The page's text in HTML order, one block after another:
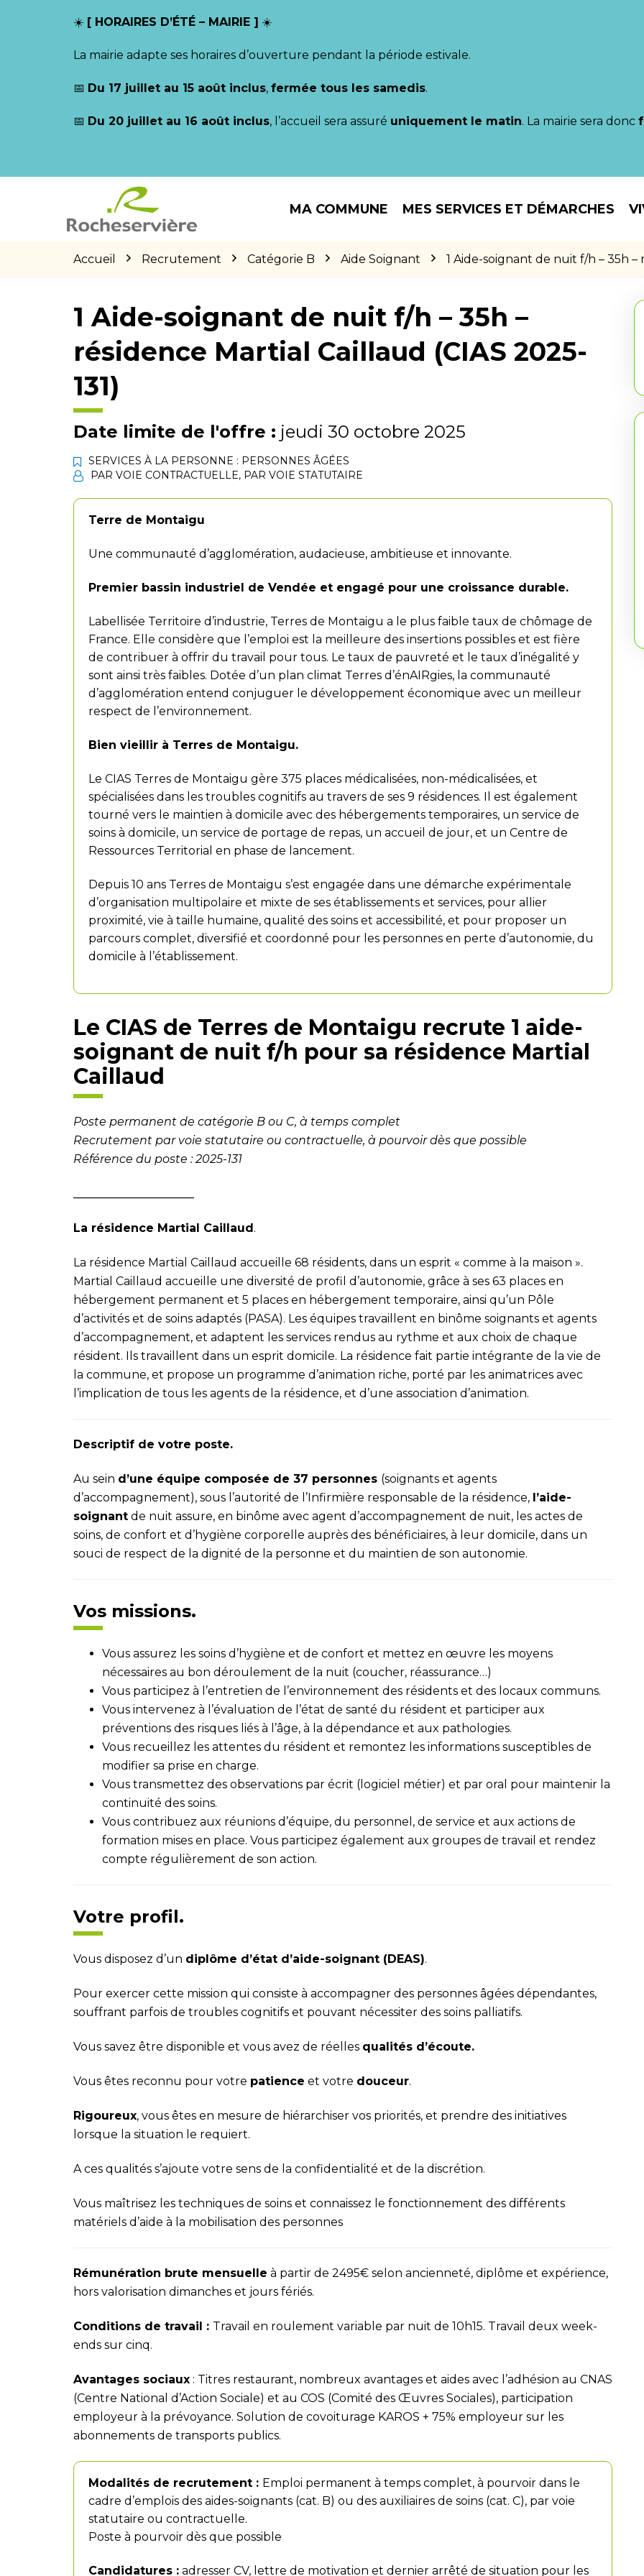
☀️ [ HORAIRES D’ÉTÉ – MAIRIE ] ☀️
La mairie adapte ses horaires d’ouverture pendant la période estivale.
📅 Du 17 juillet au 15 août inclus, fermée tous les samedis.
📅 Du 20 juillet au 16 août inclus, l’accueil sera assuré uniquement le matin. La mairie sera donc
MA COMMUNE MES SERVICES ET DÉMARCHES
Accueil Recrutement Catégorie B Aide Soignant 1 Aide-soignant de nuit f/h – 35h –
1 Aide-soignant de nuit f/h – 35h –
résidence Martial Caillaud (CIAS 2025-
131)
Date limite de l'offre : jeudi 30 octobre 2025
SERVICES À LA PERSONNE : PERSONNES ÂGÉES
PAR VOIE CONTRACTUELLE, PAR VOIE STATUTAIRE
Terre de Montaigu
Une communauté d’agglomération, audacieuse, ambitieuse et innovante.
Premier bassin industriel de Vendée et engagé pour une croissance durable.
Labellisée Territoire d’industrie, Terres de Montaigu a le plus faible taux de chômage de
France. Elle considère que l’emploi est la meilleure des insertions possibles et est fière
de contribuer à offrir du travail pour tous. Le taux de pauvreté et le taux d’inégalité y
sont ainsi très faibles. Dotée d’un plan climat Terres d’énAIRgies, la communauté
d’agglomération entend conjuguer le développement économique avec un meilleur
respect de l’environnement.
Bien vieillir à Terres de Montaigu.
Le CIAS Terres de Montaigu gère 375 places médicalisées, non-médicalisées, et
spécialisées dans les troubles cognitifs au travers de ses 9 résidences. Il est également
tourné vers le maintien à domicile avec des hébergements temporaires, un service de
soins à domicile, un service de portage de repas, un accueil de jour, et un Centre de
Ressources Territorial en phase de lancement.
Depuis 10 ans Terres de Montaigu s’est engagée dans une démarche expérimentale
d’organisation multipolaire et mixte de ses établissements et services, pour allier
proximité, vie à taille humaine, qualité des soins et accessibilité, et pour proposer un
parcours complet, diversifié et coordonné pour les personnes en perte d’autonomie, du
domicile à l’établissement.
Le CIAS de Terres de Montaigu recrute 1 aide-
soignant de nuit f/h pour sa résidence Martial
Caillaud
Poste permanent de catégorie B ou C, à temps complet
Recrutement par voie statutaire ou contractuelle, à pourvoir dès que possible
Référence du poste : 2025-131
La résidence Martial Caillaud.
La résidence Martial Caillaud accueille 68 résidents, dans un esprit « comme à la maison ».
Martial Caillaud accueille une diversité de profil d’autonomie, grâce à ses 63 places en
hébergement permanent et 5 places en hébergement temporaire, ainsi qu’un Pôle
d’activités et de soins adaptés (PASA). Les équipes travaillent en binôme soignants et agents
d’accompagnement, et adaptent les services rendus au rythme et aux choix de chaque
résident. Ils travaillent dans un esprit domicile. La résidence fait partie intégrante de la vie de
la commune, et propose un programme d’animation riche, porté par les animatrices avec
l’implication de tous les agents de la résidence, et d’une association d’animation.
Descriptif de votre poste.
Au sein d’une équipe composée de 37 personnes (soignants et agents
d’accompagnement), sous l’autorité de l’Infirmière responsable de la résidence, l’aide-
soignant de nuit assure, en binôme avec agent d’accompagnement de nuit, les actes de
soins, de confort et d’hygiène corporelle auprès des bénéficiaires, à leur domicile, dans un
souci de respect de la dignité de la personne et du maintien de son autonomie.
Vos missions.
Vous assurez les soins d’hygiène et de confort et mettez en œuvre les moyens
nécessaires au bon déroulement de la nuit (coucher, réassurance…)
Vous participez à l’entretien de l’environnement des résidents et des locaux communs.
Vous intervenez à l’évaluation de l’état de santé du résident et participer aux
préventions des risques liés à l’âge, à la dépendance et aux pathologies.
Vous recueillez les attentes du résident et remontez les informations susceptibles de
modifier sa prise en charge.
Vous transmettez des observations par écrit (logiciel métier) et par oral pour maintenir la
continuité des soins.
Vous contribuez aux réunions d’équipe, du personnel, de service et aux actions de
formation mises en place. Vous participez également aux groupes de travail et rendez
compte régulièrement de son action.
Votre profil.
Vous disposez d’un diplôme d’état d’aide-soignant (DEAS).
Pour exercer cette mission qui consiste à accompagner des personnes âgées dépendantes,
souffrant parfois de troubles cognitifs et pouvant nécessiter des soins palliatifs.
Vous savez être disponible et vous avez de réelles qualités d’écoute.
Vous êtes reconnu pour votre patience et votre douceur.
Rigoureux, vous êtes en mesure de hiérarchiser vos priorités, et prendre des initiatives
lorsque la situation le requiert.
A ces qualités s’ajoute votre sens de la confidentialité et de la discrétion.
Vous maîtrisez les techniques de soins et connaissez le fonctionnement des différents
matériels d’aide à la mobilisation des personnes
Rémunération brute mensuelle à partir de 2495€ selon ancienneté, diplôme et expérience,
hors valorisation dimanches et jours fériés.
Conditions de travail : Travail en roulement variable par nuit de 10h15. Travail deux week-
ends sur cinq.
Avantages sociaux : Titres restaurant, nombreux avantages et aides avec l’adhésion au CNAS
(Centre National d’Action Sociale) et au COS (Comité des Œuvres Sociales), participation
employeur à la prévoyance. Solution de covoiturage KAROS + 75% employeur sur les
abonnements de transports publics.
Modalités de recrutement : Emploi permanent à temps complet, à pourvoir dans le
cadre d’emplois des aides-soignants (cat. B) ou des auxiliaires de soins (cat. C), par voie
statutaire ou contractuelle.
Poste à pourvoir dès que possible
Candidatures : adresser CV, lettre de motivation et dernier arrêté de situation pour les